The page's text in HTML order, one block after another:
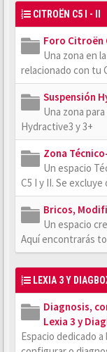
CITROËN C5 I - II
Foro Citroën
Una zona en
relacionado con tu
Suspensión
Una zona
Hydractive3 y 3+
Zona
Un espacio
C5 I y II. Se
Bricos,
Un espacio
Aquí encontrarás
LEXIA 3 Y
Diagnosis,
Lexia 3 y
Espacio dedicado